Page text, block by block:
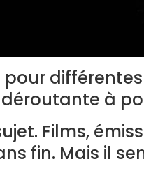
à
Films,
fin. Mais il